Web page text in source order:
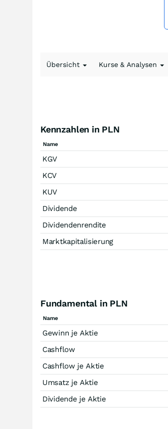
Übersicht Kurse & Analysen
Kennzahlen in PLN
Name
KGV
KCV
KUV
Dividende
Dividendenrendite
Marktkapitalisierung
Fundamental in PLN
Name
Gewinn je Aktie
Cashflow
Cashflow je Aktie
Umsatz je Aktie
Dividende je Aktie